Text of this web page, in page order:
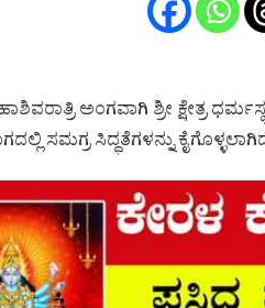
ಅಂಗವಾಗಿ ಶ್ರೀ ಕ್ಷೇತ್ರ
ಸಮಗ್ರ ಸಿದ್ಧತೆಗಳನ್ನು